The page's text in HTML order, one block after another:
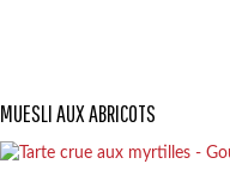
MUESLI AUX ABRICOTS